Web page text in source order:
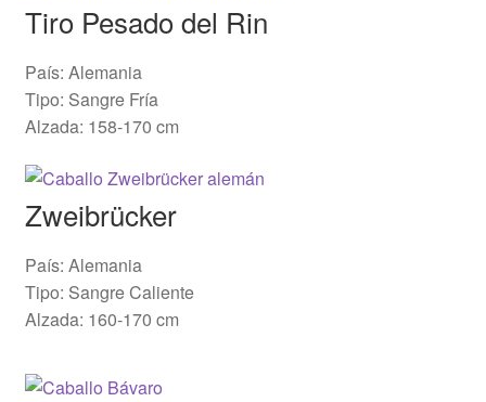
Tiro Pesado del Rin
País: Alemania
Tipo: Sangre Fría
Alzada: 158-170 cm
Zweibrücker
País: Alemania
Tipo: Sangre Caliente
Alzada: 160-170 cm